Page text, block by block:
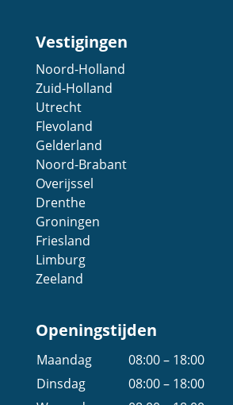
Vestigingen
Noord-Holland
Zuid-Holland
Utrecht
Flevoland
Gelderland
Noord-Brabant
Overijssel
Drenthe
Groningen
Friesland
Limburg
Zeeland
Openingstijden
Maandag
08:00 – 18:00
Dinsdag
08:00 – 18:00